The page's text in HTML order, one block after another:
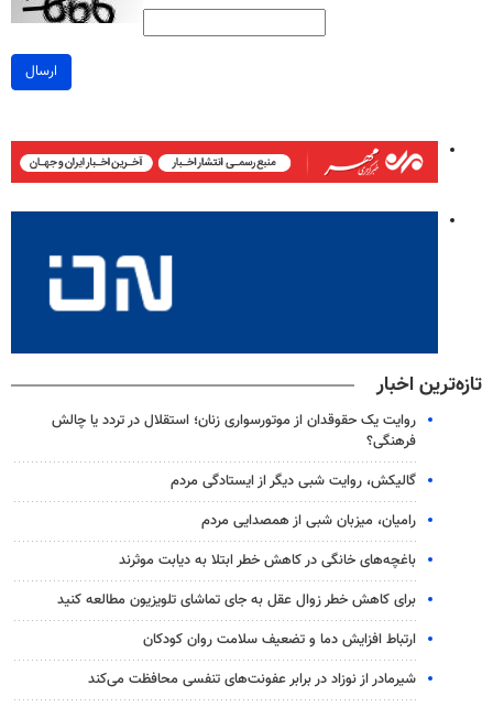
ارسال
تازه‌ترین اخبار
روایت یک حقوقدان از موتورسواری زنان؛ استقلال در تردد یا چالش
فرهنگی؟
گالیکش، روایت شبی دیگر از ایستادگی مردم
رامیان، میزبان شبی از همصدایی مردم
باغچه‌های خانگی در کاهش خطر ابتلا به دیابت موثرند
برای کاهش خطر زوال عقل به جای تماشای تلویزیون مطالعه کنید
ارتباط افزایش دما و تضعیف سلامت روان کودکان
شیرمادر از نوزاد در برابر عفونت‌های تنفسی محافظت می‌کند